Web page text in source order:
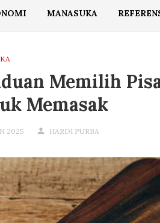
MANASUKA
Memilih
Memasak
2025 HARDI PURBA